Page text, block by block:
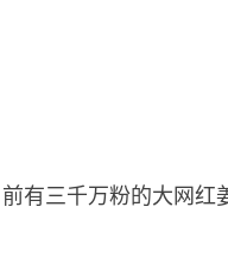
有三千万粉的大网红